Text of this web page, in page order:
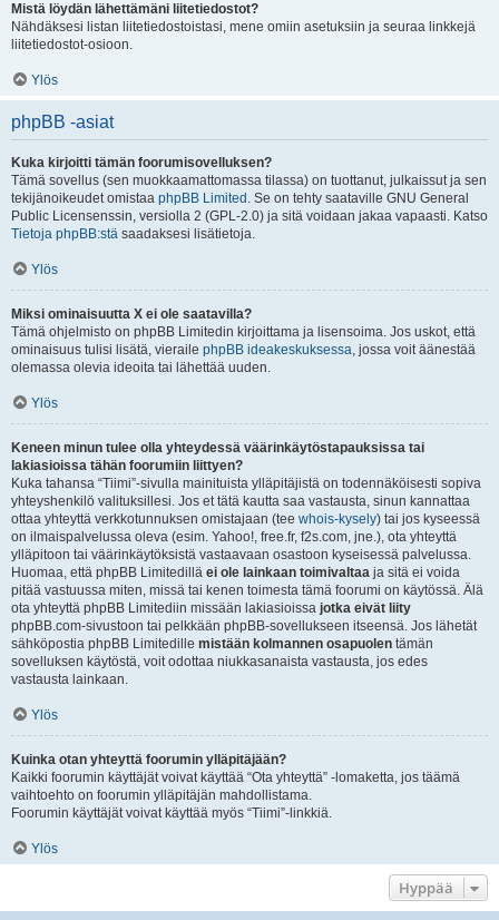
Mistä löydän lähettämäni liitetiedostot?
Nähdäksesi listan liitetiedostoistasi, mene omiin asetuksiin ja seuraa linkkejä
liitetiedostot-osioon.
Ylös
phpBB -asiat
Kuka kirjoitti tämän foorumisovelluksen?
Tämä sovellus (sen muokkaamattomassa tilassa) on tuottanut, julkaissut ja sen
tekijänoikeudet omistaa phpBB Limited . Se on tehty saataville GNU General
Public Licensenssin, versiolla 2 (GPL-2.0) ja sitä voidaan jakaa vapaasti. Katso
Tietoja phpBB:stä saadaksesi lisätietoja.
Ylös
Miksi ominaisuutta X ei ole saatavilla?
Tämä ohjelmisto on phpBB Limitedin kirjoittama ja lisensoima. Jos uskot, että
ominaisuus tulisi lisätä, vieraile phpBB ideakeskuksessa, jossa voit äänestää
olemassa olevia ideoita tai lähettää uuden.
Ylös
Keneen minun tulee olla yhteydessä väärinkäytöstapauksissa tai
lakiasioissa tähän foorumiin liittyen?
Kuka tahansa “Tiimi”-sivulla mainituista ylläpitäjistä on todennäköisesti sopiva
yhteyshenkilö valituksillesi. Jos et tätä kautta saa vastausta, sinun kannattaa
ottaa yhteyttä verkkotunnuksen omistajaan (tee whois-kysely) tai jos kyseessä
on ilmaispalvelussa oleva (esim. Yahoo!, free.fr, f2s.com, jne.), ota yhteyttä
ylläpitoon tai väärinkäytöksistä vastaavaan osastoon kyseisessä palvelussa.
Huomaa, että phpBB Limitedillä ei ole lainkaan toimivaltaa ja sitä ei voida
pitää vastuussa miten, missä tai kenen toimesta tämä foorumi on käytössä. Älä
ota yhteyttä phpBB Limitediin missään lakiasioissa jotka eivät liity
phpBB.com-sivustoon tai pelkkään phpBB-sovellukseen itseensä. Jos lähetät
sähköpostia phpBB Limitedille mistään kolmannen osapuolen tämän
sovelluksen käytöstä, voit odottaa niukkasanaista vastausta, jos edes
vastausta lainkaan.
Ylös
Kuinka otan yhteyttä foorumin ylläpitäjään?
Kaikki foorumin käyttäjät voivat käyttää “Ota yhteyttä” -lomaketta, jos täämä
vaihtoehto on foorumin ylläpitäjän mahdollistama.
Foorumin käyttäjät voivat käyttää myös “Tiimi”-linkkiä.
Ylös
Hyppää